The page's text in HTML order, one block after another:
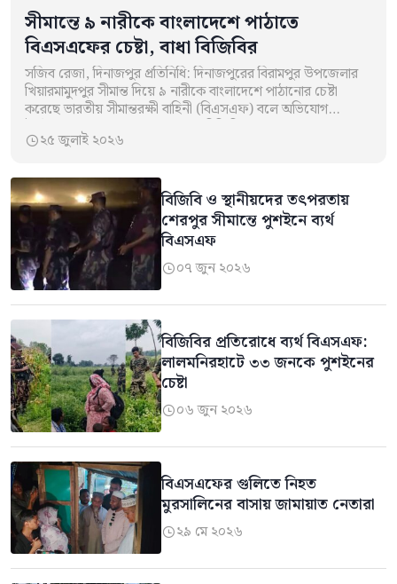
সীমান্তে ৯ নারীকে বাংলাদেশে পাঠাতে
বিএসএফের চেষ্টা, বাধা বিজিবির
সজিব রেজা, দিনাজপুর প্রতিনিধি: দিনাজপুরের বিরামপুর উপজেলার
খিয়ারমামুদপুর সীমান্ত দিয়ে ৯ নারীকে বাংলাদেশে পাঠানোর চেষ্টা
করেছে ভারতীয় সীমান্তরক্ষী বাহিনী (বিএসএফ) বলে অভিযোগ
উঠেছে। তবে বর্ডার গার্ড বাংলাদেশ (বিজিবি) তাদের বাংলাদেশে…
২৫ জুলাই ২০২৬
বিজিবি ও স্থানীয়দের তৎপরতায়
শেরপুর সীমান্তে পুশইনে ব্যর্থ
বিএসএফ
০৭ জুন ২০২৬
বিজিবির প্রতিরোধে ব্যর্থ বিএসএফ:
লালমনিরহাটে ৩৩ জনকে পুশইনের
চেষ্টা
০৬ জুন ২০২৬
বিএসএফের গুলিতে নিহত
মুরসালিনের বাসায় জামায়াত নেতারা
২৯ মে ২০২৬